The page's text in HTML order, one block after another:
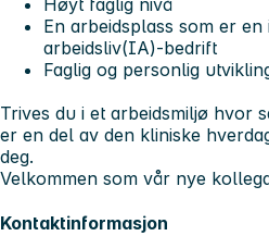
Høyt faglig nivå
En arbeidsplass som er
arbeidsliv(IA)-bedrift
Faglig og personlig
Trives du i et arbeidsmiljø hvor
er en del av den kliniske
deg.
Velkommen som vår nye
Kontaktinformasjon